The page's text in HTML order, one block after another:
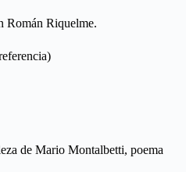
Román Riquelme.
poema